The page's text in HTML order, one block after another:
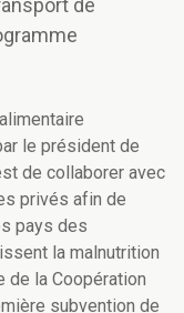
de
le président de
de collaborer avec
privés afin de
pays des
la malnutrition
de la Coopération
subvention de